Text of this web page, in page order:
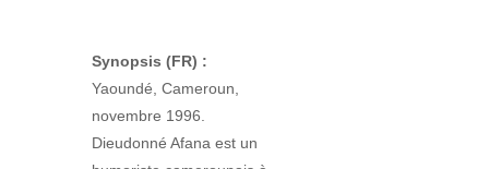
Synopsis (FR) :
Yaoundé, Cameroun,
novembre 1996.
Dieudonné Afana est un